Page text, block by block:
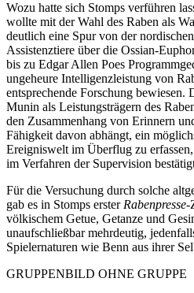
Wozu hatte sich Stomps verführen
wollte mit der Wahl des Raben als
deutlich eine Spur von der
Assistenztiere über die Ossian-
bis zu Edgar Allen Poes
ungeheure Intelligenzleistung von
entsprechende Forschung
Munin als Leistungsträgern des
den Zusammenhang von Erinnern
Fähigkeit davon abhängt, ein
Ereigniswelt im Überflug zu
im Verfahren der Supervision
Für die Versuchung durch solche
gab es in Stomps erster Rabenpresse-
völkischem Getue, Getanze und
unaufschließbar mehrdeutig,
Spielernaturen wie Benn aus ihrer
GRUPPENBILD OHNE GRUPPE